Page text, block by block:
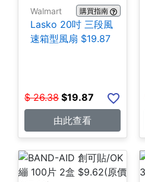
Walmart 購買指南
Lasko 20吋 三段風
速箱型風扇 $19.87
$ 26.38 $19.87
由此查看